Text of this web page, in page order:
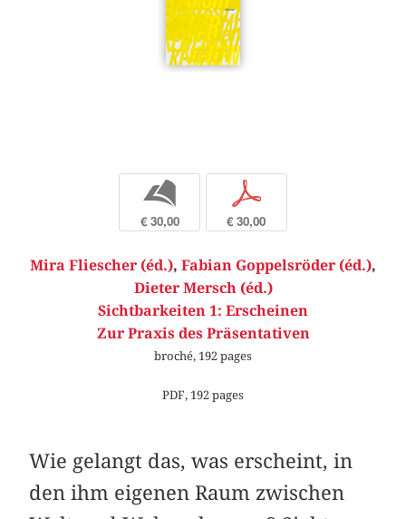
b
€ 30,00
p
€ 30,00
Mira Fliescher (éd.), Fabian Goppelsröder (éd.),
Dieter Mersch (éd.)
Sichtbarkeiten 1: Erscheinen
Zur Praxis des Präsentativen
broché, 192 pages
PDF, 192 pages
Wie gelangt das, was erscheint, in
den ihm eigenen Raum zwischen